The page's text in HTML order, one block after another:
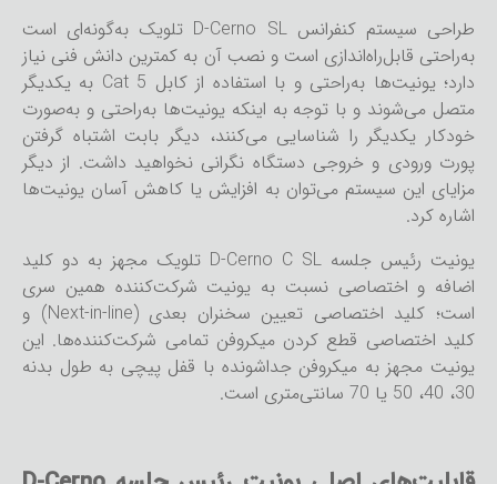
طراحی سیستم کنفرانس D-Cerno SL تلویک به‌گونه‌ای است
به‌راحتی قابل‌راه‌اندازی است و نصب آن به کمترین دانش فنی نیاز
دارد؛ یونیت‌ها به‌راحتی و با استفاده از کابل Cat 5 به یکدیگر
متصل می‌شوند و با توجه به اینکه یونیت‌ها به‌راحتی و به‌صورت
خودکار یکدیگر را شناسایی می‌کنند، دیگر بابت اشتباه گرفتن
پورت ورودی و خروجی دستگاه نگرانی نخواهید داشت. از دیگر
مزایای این سیستم می‌توان به افزایش یا کاهش آسان یونیت‌ها
اشاره کرد.
یونیت رئیس جلسه D-Cerno C SL تلویک مجهز به دو کلید
اضافه و اختصاصی نسبت به یونیت شرکت‌کننده همین سری
است؛ کلید اختصاصی تعیین سخنران بعدی (Next-in-line) و
کلید اختصاصی قطع کردن میکروفن تمامی شرکت‌کننده‌ها. این
یونیت مجهز به میکروفن جداشونده با قفل پیچی به طول بدنه
30، 40، 50 یا 70 سانتی‌متری است.